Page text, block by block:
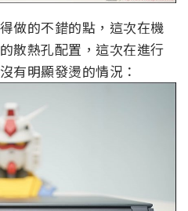
做的不錯的點，這次在機
散熱孔配置，這次在進行
有明顯發燙的情況：